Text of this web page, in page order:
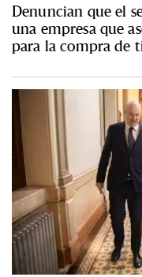
Denuncian que el
una empresa que
para la compra de